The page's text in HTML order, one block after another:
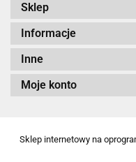
Sklep
Informacje
Inne
Moje konto
Sklep internetowy na